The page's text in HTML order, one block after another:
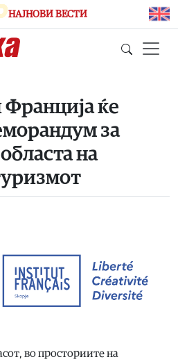
НАЈНОВИ ВЕСТИ
ќе
за
на
во просториите на